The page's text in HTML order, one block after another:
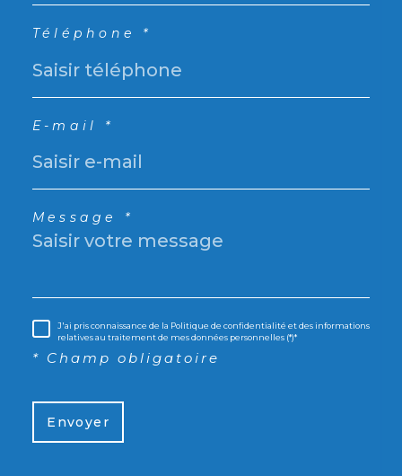
Téléphone *
E-mail *
Message *
J'ai pris connaissance de la Politique de confidentialité et des informations
relatives au traitement de mes données personnelles (*)*
* Champ obligatoire
Envoyer